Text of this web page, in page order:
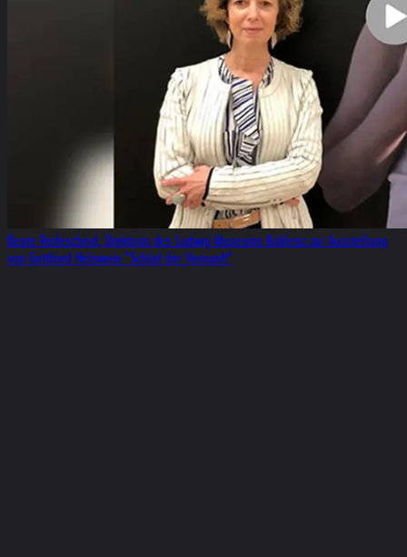
Beate Reifescheid, Drektorin des Ludwig Museums Koblenz zur Ausstellung
von Gottfried Helnwein "Schlaf der Vernunft"